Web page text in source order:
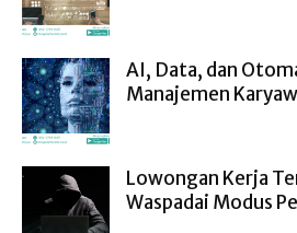
AI, Data, dan
Manajemen
Lowongan Kerja
Waspadai Modus